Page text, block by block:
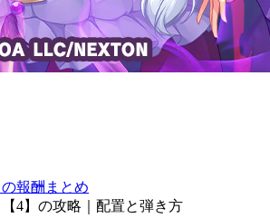
報酬まとめ
4】の攻略｜配置と弾き方